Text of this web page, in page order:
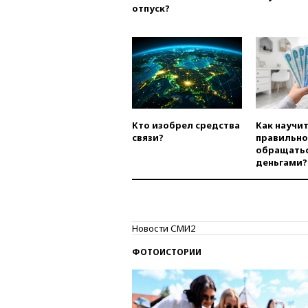
отпуск?
Кто изобрел средства
связи?
Как
правильно
деньгами?
Новости СМИ2
ФОТОИСТОРИИ